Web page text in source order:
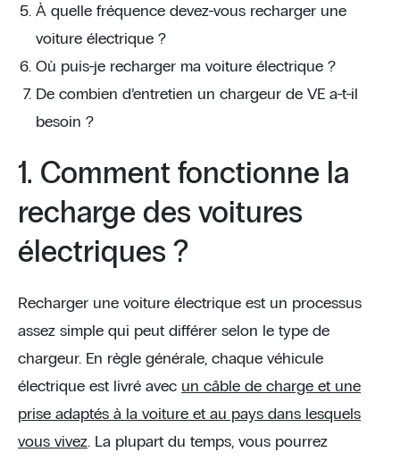
À quelle fréquence devez-vous recharger une
voiture électrique ?
Où puis-je recharger ma voiture électrique ?
De combien d’entretien un chargeur de VE a-t-il
besoin ?
1. Comment fonctionne la
recharge des voitures
électriques ?
Recharger une voiture électrique est un processus
assez simple qui peut différer selon le type de
chargeur. En règle générale, chaque véhicule
électrique est livré avec un câble de charge et une
prise adaptés à la voiture et au pays dans lesquels
vous vivez. La plupart du temps, vous pourrez